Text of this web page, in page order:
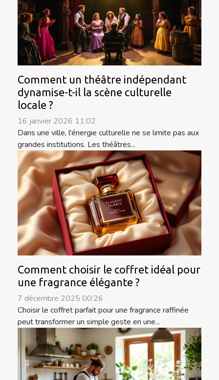
Comment un théâtre indépendant
dynamise-t-il la scène culturelle
locale ?
16 janvier 2026 11:02
Dans une ville, l'énergie culturelle ne se limite pas aux
grandes institutions. Les théâtres...
Comment choisir le coffret idéal pour
une fragrance élégante ?
7 décembre 2025 00:26
Choisir le coffret parfait pour une fragrance raffinée
peut transformer un simple geste en une...